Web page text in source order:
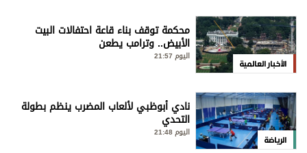
الأخبار العالمية
محكمة توقف بناء قاعة احتفالات البيت
الأبيض.. وترامب يطعن
اليوم 21:57
الرياضة
نادي أبوظبي لألعاب المضرب ينظم بطولة
التحدي
اليوم 21:48